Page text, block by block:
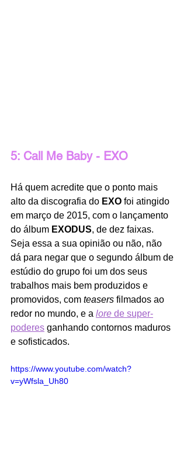
5: Call Me Baby - EXO
Há quem acredite que o ponto mais
alto da discografia do EXO foi atingido
em março de 2015, com o lançamento
do álbum EXODUS, de dez faixas.
Seja essa a sua opinião ou não, não
dá para negar que o segundo álbum de
estúdio do grupo foi um dos seus
trabalhos mais bem produzidos e
promovidos, com teasers filmados ao
redor no mundo, e a lore de super-
poderes ganhando contornos maduros
e sofisticados.
https://www.youtube.com/watch?
v=yWfsla_Uh80